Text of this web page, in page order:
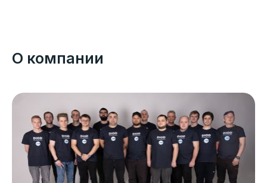
О компании